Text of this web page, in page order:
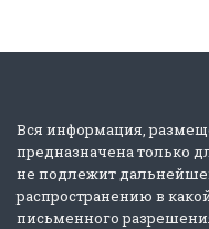
Вся информация,
предназначена только
не подлежит
распространению в
письменного